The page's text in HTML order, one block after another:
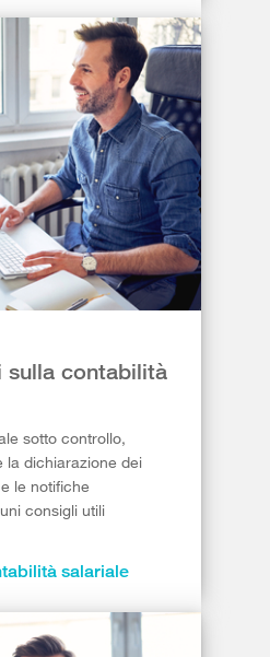
sulla contabilità
sotto controllo,
la dichiarazione dei
le notifiche
consigli utili
salariale